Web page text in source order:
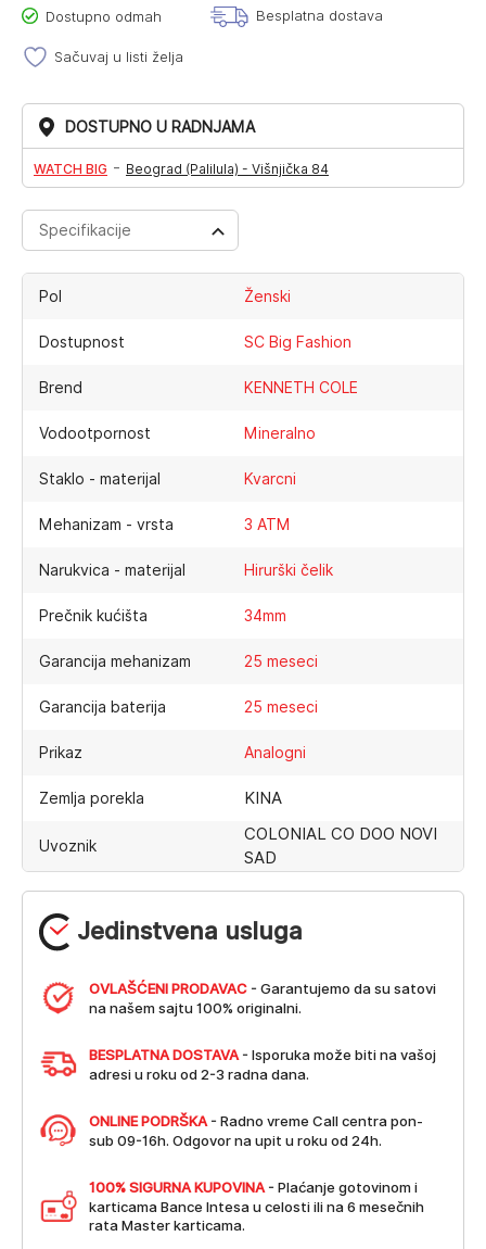
Dostupno odmah Besplatna dostava
Sačuvaj u listi želja
DOSTUPNO U RADNJAMA
WATCH BIG - Beograd (Palilula) - Višnjička 84
Jedinstvena usluga
OVLAŠĆENI PRODAVAC - Garantujemo da su satovi
na našem sajtu 100% originalni.
BESPLATNA DOSTAVA - Isporuka može biti na vašoj
adresi u roku od 2-3 radna dana.
ONLINE PODRŠKA - Radno vreme Call centra pon-
sub 09-16h. Odgovor na upit u roku od 24h.
100% SIGURNA KUPOVINA - Plaćanje gotovinom i
karticama Bance Intesa u celosti ili na 6 mesečnih
rata Master karticama.
Specifikacije
Pol Ženski
Dostupnost SC Big Fashion
Brend KENNETH COLE
Vodootpornost Mineralno
Staklo - materijal Kvarcni
Mehanizam - vrsta 3 ATM
Narukvica - materijal Hirurški čelik
Prečnik kućišta 34mm
Garancija mehanizam 25 meseci
Garancija baterija 25 meseci
Prikaz Analogni
Zemlja porekla KINA
Uvoznik
COLONIAL CO DOO NOVI
SAD